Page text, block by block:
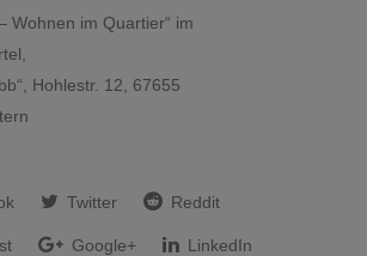
Wohnen im Quartier“ im
Hohlestr. 12, 67655
Twitter Reddit
Google+ LinkedIn